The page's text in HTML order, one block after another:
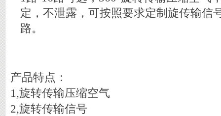
定，不泄露，可按照要求定制旋传输信
路。
产品特点：
1,旋转传输压缩空气
2,旋转传输信号